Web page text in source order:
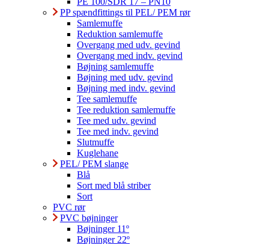
PP spændfittings til PEL/ PEM rør
Samlemuffe
Reduktion samlemuffe
Overgang med udv. gevind
Overgang med indv. gevind
Bøjning samlemuffe
Bøjning med udv. gevind
Bøjning med indv. gevind
Tee samlemuffe
Tee reduktion samlemuffe
Tee med udv. gevind
Tee med indv. gevind
Slutmuffe
Kuglehane
PEL/ PEM slange
Blå
Sort med blå striber
Sort
PVC rør
PVC bøjninger
Bøjninger 11º
Bøjninger 22º